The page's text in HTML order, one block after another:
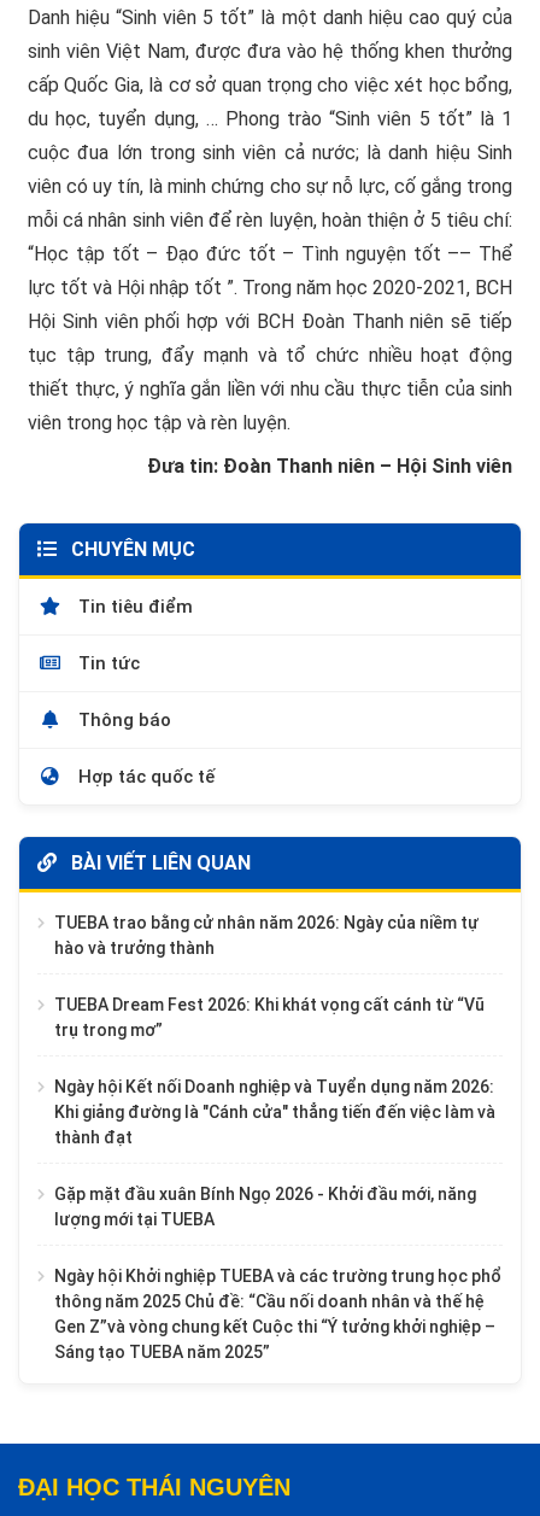
Danh hiệu “Sinh viên 5 tốt” là một danh hiệu cao quý của
sinh viên Việt Nam, được đưa vào hệ thống khen thưởng
cấp Quốc Gia, là cơ sở quan trọng cho việc xét học bổng,
du học, tuyển dụng, … Phong trào “Sinh viên 5 tốt” là 1
cuộc đua lớn trong sinh viên cả nước; là danh hiệu Sinh
viên có uy tín, là minh chứng cho sự nỗ lực, cố gắng trong
mỗi cá nhân sinh viên để rèn luyện, hoàn thiện ở 5 tiêu chí:
“Học tập tốt – Đạo đức tốt – Tình nguyện tốt –– Thể
lực tốt và Hội nhập tốt ”. Trong năm học 2020-2021, BCH
Hội Sinh viên phối hợp với BCH Đoàn Thanh niên sẽ tiếp
tục tập trung, đẩy mạnh và tổ chức nhiều hoạt động
thiết thực, ý nghĩa gắn liền với nhu cầu thực tiễn của sinh
viên trong học tập và rèn luyện.
Đưa tin: Đoàn Thanh niên – Hội Sinh viên
CHUYÊN MỤC
Tin tiêu điểm
Tin tức
Thông báo
Hợp tác quốc tế
BÀI VIẾT LIÊN QUAN
TUEBA trao bằng cử nhân năm 2026: Ngày của niềm tự
hào và trưởng thành
TUEBA Dream Fest 2026: Khi khát vọng cất cánh từ “Vũ
trụ trong mơ”
Ngày hội Kết nối Doanh nghiệp và Tuyển dụng năm 2026:
Khi giảng đường là "Cánh cửa" thẳng tiến đến việc làm và
thành đạt
Gặp mặt đầu xuân Bính Ngọ 2026 - Khởi đầu mới, năng
lượng mới tại TUEBA
Ngày hội Khởi nghiệp TUEBA và các trường trung học phổ
thông năm 2025 Chủ đề: “Cầu nối doanh nhân và thế hệ
Gen Z”và vòng chung kết Cuộc thi “Ý tưởng khởi nghiệp –
Sáng tạo TUEBA năm 2025”
ĐẠI HỌC THÁI NGUYÊN